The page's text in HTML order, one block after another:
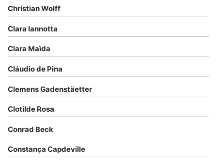
Christian Wolff
Clara Iannotta
Clara Maïda
Cláudio de Pina
Clemens Gadenstäetter
Clotilde Rosa
Conrad Beck
Constança Capdeville